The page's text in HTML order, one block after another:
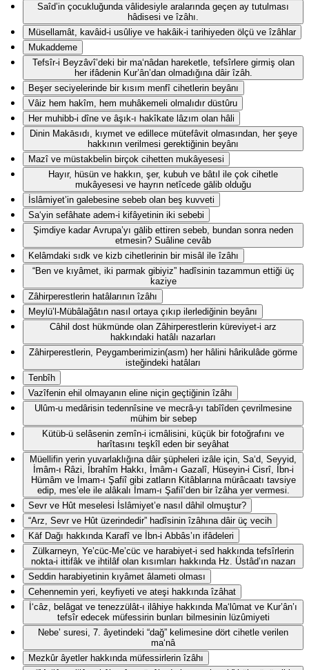
Saîd’in çocukluğunda vâlidesiyle aralarında geçen ay tutulması
hâdisesi ve îzâhı.
Müsellamât, kavâid-i usûliye ve hakâik-i tarihiyeden ölçü ve îzâhlar
Mukaddeme
Tefsîr-i Beyzâvî’deki bir ma‘nâdan hareketle, tefsîrlere girmiş olan
her ifâdenin Kur’ân’dan olmadığına dâir îzâh.
Beşer seciyelerinde bir kısım menfî cihetlerin beyânı
Vâiz hem hakîm, hem muhâkemeli olmalıdır düstûru
Her muhibb-i dîne ve âşık-ı hakîkate lâzım olan hâli
Dinin Makāsıdı, kıymet ve edillece mütefâvit olmasından, her şeye
hakkının verilmesi gerektiğinin beyânı
Mazî ve müstakbelin birçok cihetten mukâyesesi
Hayır, hüsün ve hakkın, şer, kubuh ve bâtıl ile çok cihetle
mukâyesesi ve hayrın netîcede gālib olduğu
İslâmiyet’in galebesine sebeb olan beş kuvveti
Sa‘yin sefâhate adem-i kifâyetinin iki sebebi
Şimdiye kadar Avrupa’yı gālib ettiren sebeb, bundan sonra neden
etmesin? Suâline cevâb
Kelâmdaki sıdk ve kizb cihetlerinin bir misâl ile îzâhı
“Ben ve kıyâmet, iki parmak gibiyiz” hadîsinin tazammun ettiği üç
kaziye
Zâhirperestlerin hatâlarının îzâhı
Meylü’l-Mübâlağâtın nasıl ortaya çıkıp ilerlediğinin beyânı
Câhil dost hükmünde olan Zâhirperestlerin küreviyet-i arz
hakkındaki hatâlı nazarları
Zâhirperestlerin, Peygamberimizin(asm) her hâlini hârikulâde görme
isteğindeki hatâları
Tenbîh
Vazîfenin ehil olmayanın eline niçin geçtiğinin îzâhı
Ulûm-u medârisin tedennîsine ve mecrâ-yı tabîîden çevrilmesine
mühim bir sebep
Kütüb-ü selâsenin zemîn-i icmâlisini, küçük bir fotoğrafını ve
harîtasını teşkîl eden bir seyâhat
Müellifin yerin yuvarlaklığına dâir şüpheleri izâle için, Sa‘d, Seyyid,
İmâm-ı Râzi, İbrahîm Hakkı, İmâm-ı Gazalî, Hüseyin-i Cisrî, İbn-i
Hümâm ve İmam-ı Şafiî gibi zatların Kitâblarına mürâcaatı tavsiye
edip, mes’ele ile alâkalı İmam-ı Şafiî’den bir îzâha yer vermesi.
Sevr ve Hût meselesi İslâmiyet’e nasıl dâhil olmuştur?
“Arz, Sevr ve Hût üzerindedir” hadîsinin îzâhına dâir üç vecih
Kāf Dağı hakkında Karafî ve İbn-i Abbâs’ın ifâdeleri
Zülkarneyn, Ye’cüc-Me’cüc ve harabiyet-i sed hakkında tefsîrlerin
nokta-i ittifâk ve ihtilâf olan kısımları hakkında Hz. Üstâd’ın nazarı
Seddin harabiyetinin kıyâmet âlameti olması
Cehennemin yeri, keyfiyeti ve ateşi hakkında îzâhat
İ‘câz, belâgat ve tenezzülât-ı ilâhiye hakkında Ma‘lûmat ve Kur’ân’ı
tefsîr edecek müfessirin bunları bilmesinin lüzûmiyeti
Nebe’ suresi, 7. âyetindeki “dağ” kelimesine dört cihetle verilen
ma‘nâ
Mezkûr âyetler hakkında müfessirlerin îzâhı